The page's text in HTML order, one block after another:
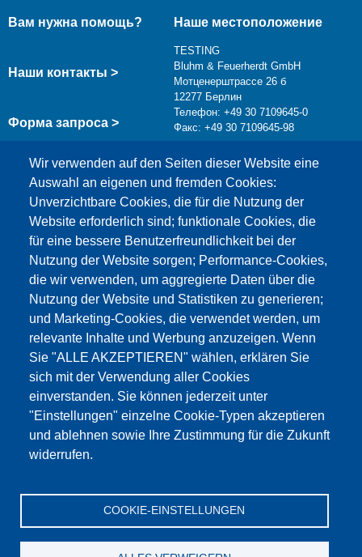
Wir verwenden auf den Seiten dieser Website eine
Auswahl an eigenen und fremden Cookies:
Unverzichtbare Cookies, die für die Nutzung der
Website erforderlich sind; funktionale Cookies, die
für eine bessere Benutzerfreundlichkeit bei der
Nutzung der Website sorgen; Performance-Cookies,
die wir verwenden, um aggregierte Daten über die
Nutzung der Website und Statistiken zu generieren;
und Marketing-Cookies, die verwendet werden, um
relevante Inhalte und Werbung anzuzeigen. Wenn
Sie "ALLE AKZEPTIEREN" wählen, erklären Sie
sich mit der Verwendung aller Cookies
einverstanden. Sie können jederzeit unter
"Einstellungen" einzelne Cookie-Typen akzeptieren
und ablehnen sowie Ihre Zustimmung für die Zukunft
widerrufen.
COOKIE-EINSTELLUNGEN
Вам нужна помощь?
Наши контакты >
Форма запроса >
Наше местоположение
TESTING
Bluhm & Feuerherdt GmbH
Мотценерштрассе 26 б
12277 Берлин
Телефон: +49 30 7109645-0
Факс: +49 30 7109645-98
info@testing.de
Этот материал заблокирован, потому что
файлы cookie Google Maps не были приняты.
НЕОБХОДИМО ПРИНЯТЬ ТОЛЬКО
ФАЙЛЫ COOKIE GOOGLE MAPS.
Alle Cookies akzeptieren